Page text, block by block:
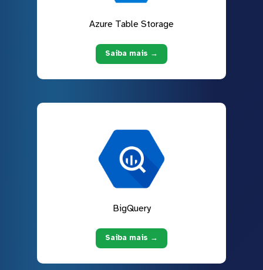
Azure Table Storage
Saiba mais →
BigQuery
Saiba mais →